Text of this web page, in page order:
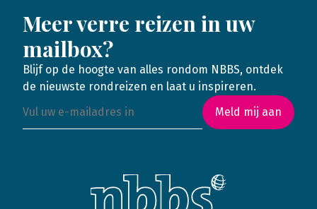
Meer verre reizen in uw
mailbox?
Blijf op de hoogte van alles rondom NBBS, ontdek
de nieuwste rondreizen en laat u inspireren.
Meld mij aan